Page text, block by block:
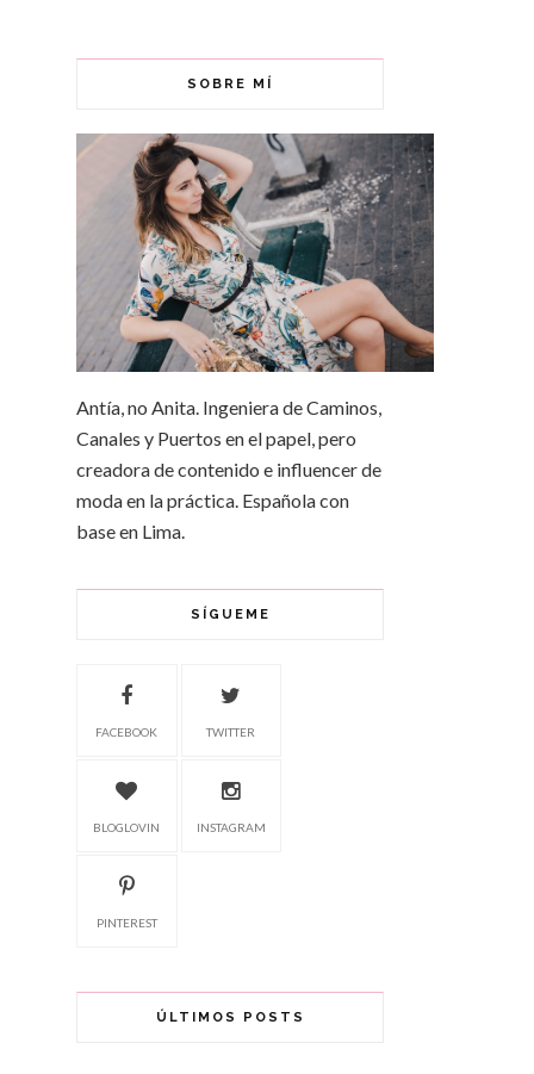
SOBRE MÍ
Antía, no Anita. Ingeniera de Caminos,
Canales y Puertos en el papel, pero
creadora de contenido e influencer de
moda en la práctica. Española con
base en Lima.
SÍGUEME
FACEBOOK TWITTER
BLOGLOVIN INSTAGRAM
PINTEREST
ÚLTIMOS POSTS